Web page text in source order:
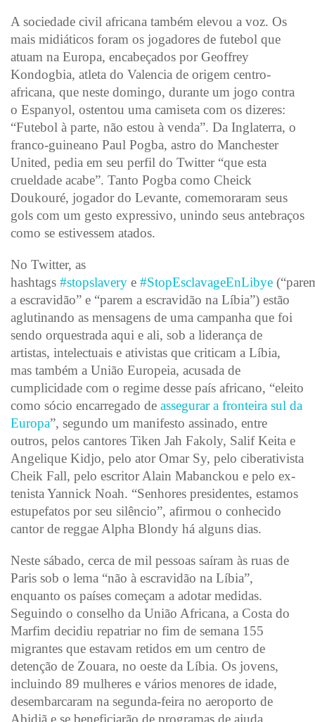
A sociedade civil africana também elevou a voz. Os
mais midiáticos foram os jogadores de futebol que
atuam na Europa, encabeçados por Geoffrey
Kondogbia, atleta do Valencia de origem centro-
africana, que neste domingo, durante um jogo contra
o Espanyol, ostentou uma camiseta com os dizeres:
“Futebol à parte, não estou à venda”. Da Inglaterra, o
franco-guineano Paul Pogba, astro do Manchester
United, pedia em seu perfil do Twitter “que esta
crueldade acabe”. Tanto Pogba como Cheick
Doukouré, jogador do Levante, comemoraram seus
gols com um gesto expressivo, unindo seus antebraços
como se estivessem atados.
No Twitter, as
hashtags #stopslavery e #StopEsclavageEnLibye
a escravidão” e “parem a escravidão na Líbia”) estão
aglutinando as mensagens de uma campanha que foi
sendo orquestrada aqui e ali, sob a liderança de
artistas, intelectuais e ativistas que criticam a Líbia,
mas também a União Europeia, acusada de
cumplicidade com o regime desse país africano, “eleito
como sócio encarregado de assegurar a fronteira sul da
Europa”, segundo um manifesto assinado, entre
outros, pelos cantores Tiken Jah Fakoly, Salif Keita e
Angelique Kidjo, pelo ator Omar Sy, pelo ciberativista
Cheik Fall, pelo escritor Alain Mabanckou e pelo ex-
tenista Yannick Noah. “Senhores presidentes, estamos
estupefatos por seu silêncio”, afirmou o conhecido
cantor de reggae Alpha Blondy há alguns dias.
Neste sábado, cerca de mil pessoas saíram às ruas de
Paris sob o lema “não à escravidão na Líbia”,
enquanto os países começam a adotar medidas.
Seguindo o conselho da União Africana, a Costa do
Marfim decidiu repatriar no fim de semana 155
migrantes que estavam retidos em um centro de
detenção de Zouara, no oeste da Líbia. Os jovens,
incluindo 89 mulheres e vários menores de idade,
desembarcaram na segunda-feira no aeroporto de
Abidjã e se beneficiarão de programas de ajuda